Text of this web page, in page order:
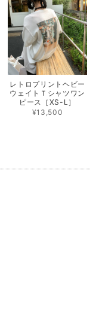
レトロプリントヘビー
ウェイトＴシャツワン
ピース［XS-L］
¥13,500